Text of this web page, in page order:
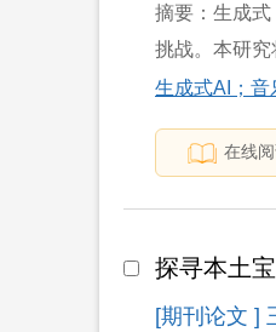
摘要：生成
挑战。本研
生成式AI；音
在线
探寻本土
[期刊论文 ]